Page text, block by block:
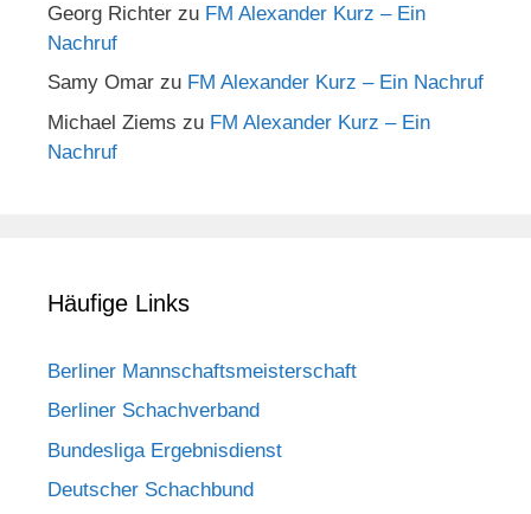
Georg Richter zu FM Alexander Kurz – Ein
Nachruf
Samy Omar zu FM Alexander Kurz – Ein Nachruf
Michael Ziems zu FM Alexander Kurz – Ein
Nachruf
Häufige Links
Berliner Mannschaftsmeisterschaft
Berliner Schachverband
Bundesliga Ergebnisdienst
Deutscher Schachbund